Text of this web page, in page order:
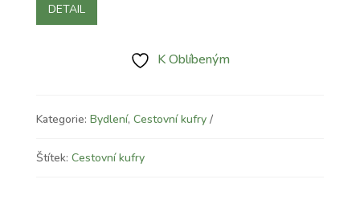
DETAIL
K Oblíbeným
Kategorie: Bydlení, Cestovní kufry
Štítek: Cestovní kufry